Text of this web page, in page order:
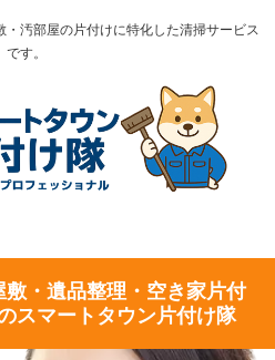
汚部屋の片付けに特化した清掃サービス
です。
・遺品整理・空き家片付
スマートタウン片付け隊